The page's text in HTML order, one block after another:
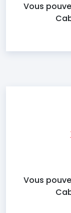
Vous
Vous